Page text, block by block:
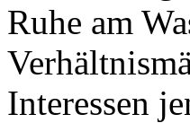
Ruhe am
Interessen